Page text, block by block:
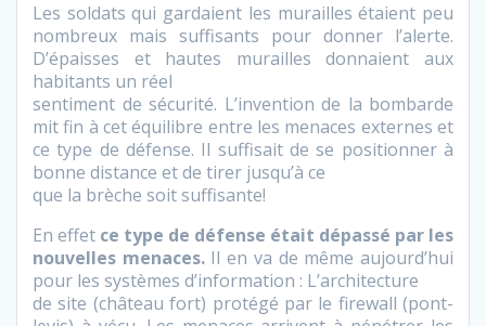
Les soldats qui gardaient les murailles étaient peu
nombreux mais suffisants pour donner l’alerte.
D’épaisses et hautes murailles donnaient aux
habitants un réel
sentiment de sécurité. L’invention de la bombarde
mit fin à cet équilibre entre les menaces externes et
ce type de défense. Il suffisait de se positionner à
bonne distance et de tirer jusqu’à ce
que la brèche soit suffisante!
En effet ce type de défense était dépassé par les
nouvelles menaces.Il en va de même aujourd’hui
pour les systèmes d’information : L’architecture
de site (château fort) protégé par le firewall (pont-